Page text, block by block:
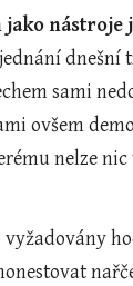
jako nástroje
sami
ovšem
nelze
vyžadovány